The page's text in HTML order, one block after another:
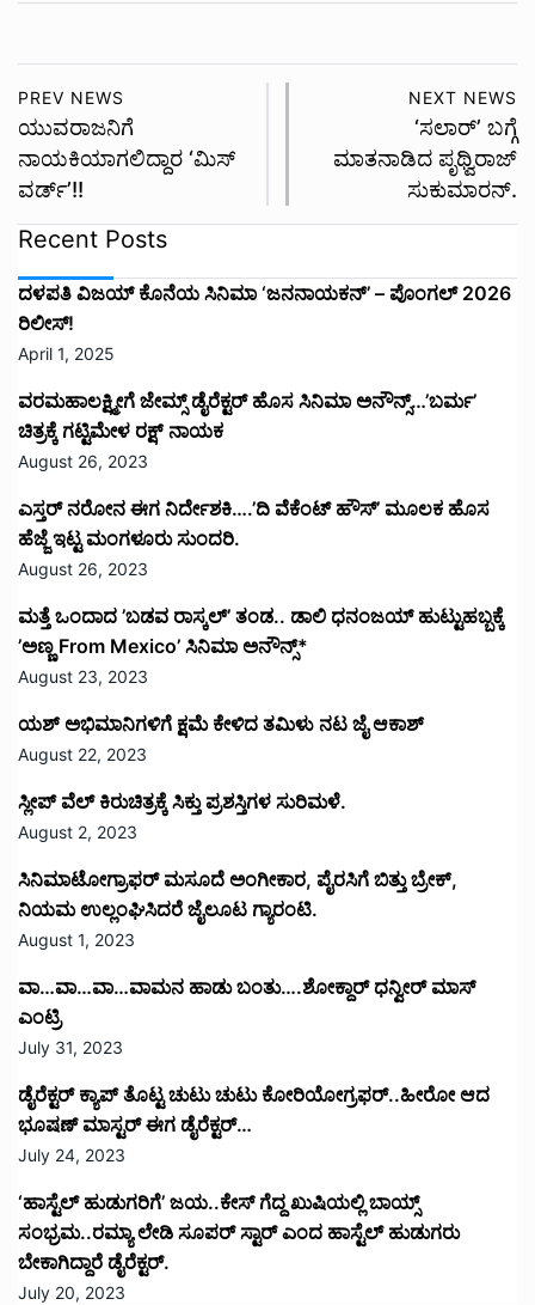
PREV NEWS
ಯುವರಾಜನಿಗೆ
ನಾಯಕಿಯಾಗಲಿದ್ದಾರ ‘ಮಿಸ್
ವರ್ಡ್’!!
NEXT NEWS
‘ಸಲಾರ್’ ಬಗ್ಗೆ
ಮಾತನಾಡಿದ ಪೃಥ್ವಿರಾಜ್
ಸುಕುಮಾರನ್.
Recent Posts
ದಳಪತಿ ವಿಜಯ್‌ ಕೊನೆಯ ಸಿನಿಮಾ ‘ಜನನಾಯಕನ್’ – ಪೊಂಗಲ್ 2026
ರಿಲೀಸ್!
April 1, 2025
ವರಮಹಾಲಕ್ಷ್ಮೀಗೆ ಜೇಮ್ಸ್ ಡೈರೆಕ್ಟರ್ ಹೊಸ ಸಿನಿಮಾ ಅನೌನ್ಸ್…’ಬರ್ಮ’
ಚಿತ್ರಕ್ಕೆ ಗಟ್ಟಿಮೇಳ ರಕ್ಷ್ ನಾಯಕ
August 26, 2023
ಎಸ್ತರ್ ನರೋನ ಈಗ ನಿರ್ದೇಶಕಿ….’ದಿ ವೆಕೆಂಟ್ ಹೌಸ್‌’‌ ಮೂಲಕ ಹೊಸ
ಹೆಜ್ಜೆ ಇಟ್ಟ ಮಂಗಳೂರು ಸುಂದರಿ.
August 26, 2023
ಮತ್ತೆ ಒಂದಾದ ’ಬಡವ ರಾಸ್ಕಲ್’ ತಂಡ.. ಡಾಲಿ ಧನಂಜಯ್ ಹುಟ್ಟುಹಬ್ಬಕ್ಕೆ
’ಅಣ್ಣ From Mexico’ ಸಿನಿಮಾ ಅನೌನ್ಸ್*
August 23, 2023
ಯಶ್ ಅಭಿಮಾನಿಗಳಿಗೆ ಕ್ಷಮೆ ಕೇಳಿದ ತಮಿಳು ನಟ ಜೈ ಆಕಾಶ್
August 22, 2023
ಸ್ಲೀಪ್ ವೆಲ್ ಕಿರುಚಿತ್ರಕ್ಕೆ ಸಿಕ್ತು ಪ್ರಶಸ್ತಿಗಳ ಸುರಿಮಳೆ.
August 2, 2023
ಸಿನಿಮಾಟೋಗ್ರಾಫರ್ ಮಸೂದೆ ಅಂಗೀಕಾರ, ಪೈರಸಿಗೆ ಬಿತ್ತು ಬ್ರೇಕ್,
ನಿಯಮ ಉಲ್ಲಂಘಿಸಿದರೆ ಜೈಲೂಟ ಗ್ಯಾರಂಟಿ.
August 1, 2023
ವಾ…ವಾ…ವಾ…ವಾಮನ ಹಾಡು ಬಂತು….ಶೋಕ್ದಾರ್ ಧನ್ವೀರ್ ಮಾಸ್
ಎಂಟ್ರಿ
July 31, 2023
ಡೈರೆಕ್ಟರ್ ಕ್ಯಾಪ್ ತೊಟ್ಟ ಚುಟು ಚುಟು ಕೋರಿಯೋಗ್ರಫರ್..ಹೀರೋ ಆದ
ಭೂಷಣ್ ಮಾಸ್ಟರ್ ಈಗ ಡೈರೆಕ್ಟರ್…
July 24, 2023
‘ಹಾಸ್ಟೆಲ್ ಹುಡುಗರಿಗೆ’ ಜಯ..ಕೇಸ್ ಗೆದ್ದ ಖುಷಿಯಲ್ಲಿ ಬಾಯ್ಸ್
ಸಂಭ್ರಮ..ರಮ್ಯಾ ಲೇಡಿ ಸೂಪರ್ ಸ್ಟಾರ್ ಎಂದ ಹಾಸ್ಟೆಲ್ ಹುಡುಗರು
ಬೇಕಾಗಿದ್ದಾರೆ ಡೈರೆಕ್ಟರ್.
July 20, 2023